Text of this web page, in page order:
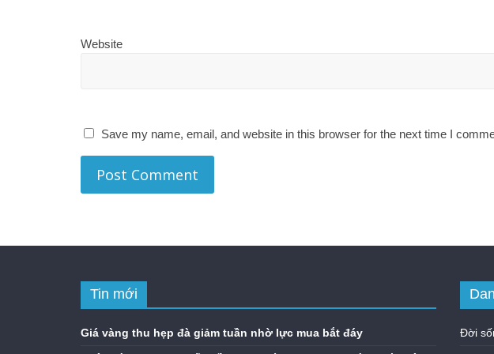
Website
Save my name, email, and website in this browser for the next time I
Tin mới
Giá vàng thu hẹp đà giảm tuần nhờ lực mua bắt đáy
Đời